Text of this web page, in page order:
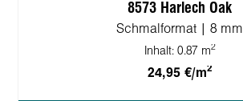
8573 Harlech Oak
Schmalformat | 8 mm
Inhalt: 0.87 m2
24,95 €/m2